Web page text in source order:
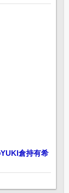
倉持有希